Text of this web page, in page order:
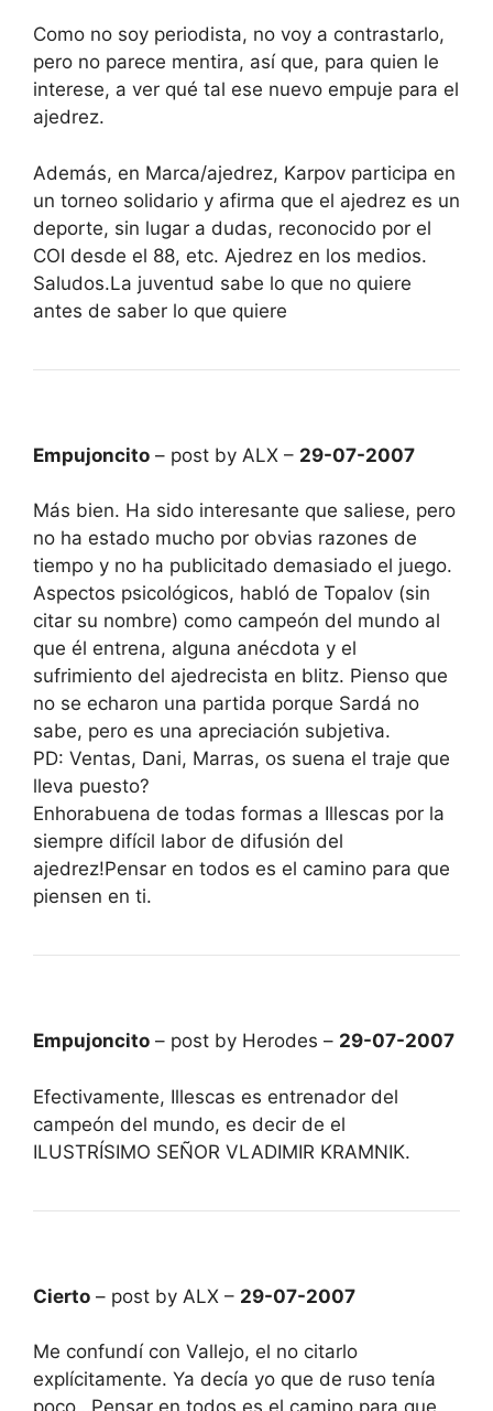
Como no soy periodista, no voy a contrastarlo,
pero no parece mentira, así que, para quien le
interese, a ver qué tal ese nuevo empuje para el
ajedrez.
Además, en Marca/ajedrez, Karpov participa en
un torneo solidario y afirma que el ajedrez es un
deporte, sin lugar a dudas, reconocido por el
COI desde el 88, etc. Ajedrez en los medios.
Saludos.La juventud sabe lo que no quiere
antes de saber lo que quiere
Empujoncito – post by ALX – 29-07-2007
Más bien. Ha sido interesante que saliese, pero
no ha estado mucho por obvias razones de
tiempo y no ha publicitado demasiado el juego.
Aspectos psicológicos, habló de Topalov (sin
citar su nombre) como campeón del mundo al
que él entrena, alguna anécdota y el
sufrimiento del ajedrecista en blitz. Pienso que
no se echaron una partida porque Sardá no
sabe, pero es una apreciación subjetiva.
PD: Ventas, Dani, Marras, os suena el traje que
lleva puesto?
Enhorabuena de todas formas a Illescas por la
siempre difícil labor de difusión del
ajedrez!Pensar en todos es el camino para que
piensen en ti.
Empujoncito – post by Herodes – 29-07-2007
Efectivamente, Illescas es entrenador del
campeón del mundo, es decir de el
ILUSTRÍSIMO SEÑOR VLADIMIR KRAMNIK.
Cierto – post by ALX – 29-07-2007
Me confundí con Vallejo, el no citarlo
explícitamente. Ya decía yo que de ruso tenía
poco…Pensar en todos es el camino para que